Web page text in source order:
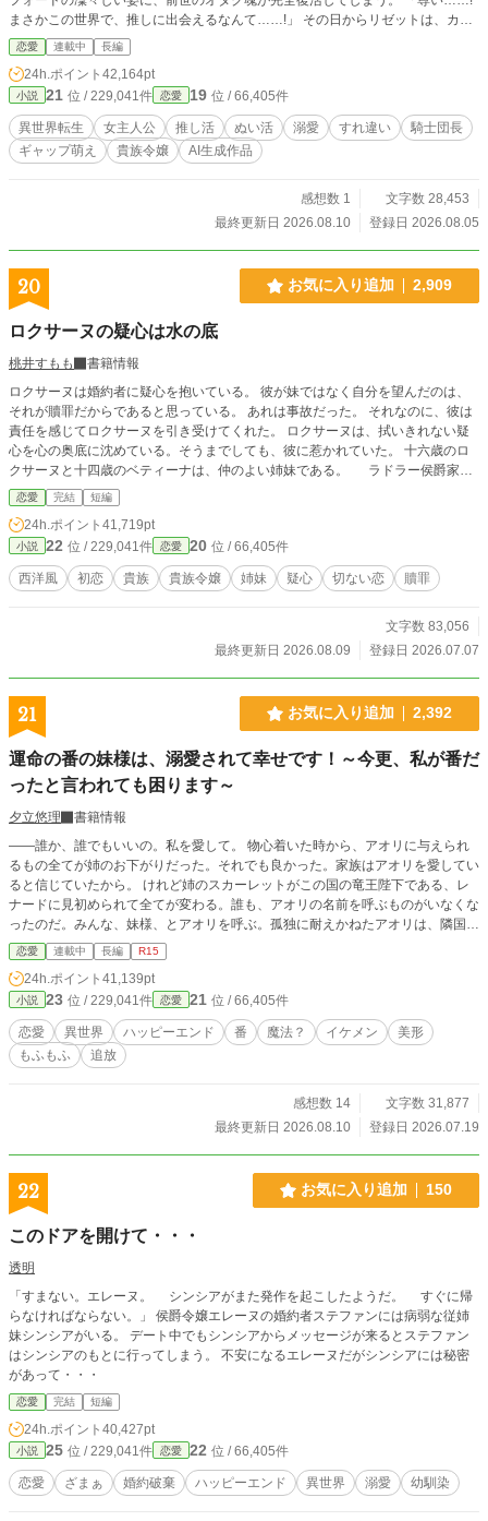
まさかこの世界で、推しに出会えるなんて……!」 その日からリゼットは、カイ
ルにそっくりな「推しぬい」をこっそり手作りし、愛でる日々を送るように。学
園でも持ち歩いていたところを友人に見つかり、「なにそれ可愛い!」と大反
響。頼まれるまま友人たちの推しの人形も作るうちに、この文化をもっと広めた
いと「推し縫い専門店」を開店してしまう。 じわじわと評判が広がるある日、
リゼットは街中でカイル本人と正面衝突。その拍子に、バッグからカイルそっく
りの人形が転がり落ちてしまい――。 「……これは、俺か?」 拾い上げたカイ
ルは困惑しながらも、持ち主を探し始める。正体を明かせない令嬢と、彼女を探
っていくカイルと、うっかり本人に見つかりそうになりながら店を切り盛りする
リゼットの、すれ違いラブコメディ、開幕。
恋愛 連載中 長編
24h.ポイント 42,164pt
小説 21 位 / 229,041件 恋愛 19 位 / 66,405件
異世界転生 女主人公 推し活 ぬい活 溺愛 すれ違い
騎士団長
ギャップ萌え
貴族令嬢 AI生成作品
感想数 1
文字数 28,453
最終更新日 2026.08.10
登録日 2026.08.05
20 お気に入り追加 2,909
ロクサーヌの疑心は水の底
桃井すもも
書籍情報
ロクサーヌは婚約者に疑心を抱いている。 彼が妹ではなく自分を望んだのは、
それが贖罪だからであると思っている。 あれは事故だった。 それなのに、彼は
責任を感じてロクサーヌを引き受けてくれた。 ロクサーヌは、拭いきれない疑
心を心の奥底に沈めている。そうまでしても、彼に惹かれていた。 十六歳のロ
クサーヌと十四歳のベティーナは、仲のよい姉妹である。 ラドラー侯爵家の
パトリックと、バーランド伯爵家のルーファスとは、互いに婚約者を選ぶために
交流していた。 初夏のある日、四人で湖水を遊覧していた時に事故が起こっ
た。 それをきっかけに、ロクサーヌは婚約することとなる。 同時にベティーナ
も婚約するのだが、どうやら妹は、ロクサーヌの婚約者への憧れを捨てきれずに
いるようだった。 ❇こちらの作品は、カクヨム様でも公開致しております。 ❇
誤字脱字によるお目汚しがございましたら申し訳ございません。公開後に度々修
恋愛 完結 短編
24h.ポイント 41,719pt
小説 22 位 / 229,041件 恋愛 20 位 / 66,405件
西洋風 初恋 貴族 貴族令嬢 姉妹 疑心 切ない恋 贖罪
文字数 83,056
最終更新日 2026.08.09
登録日 2026.07.07
21 お気に入り追加 2,392
運命の番の妹様は、溺愛されて幸せです！～今更、私が番だ
ったと言われても困ります～
夕立悠理
書籍情報
――誰か、誰でもいいの。私を愛して。 物心着いた時から、アオリに与えられ
るもの全てが姉のお下がりだった。それでも良かった。家族はアオリを愛してい
ると信じていたから。 けれど姉のスカーレットがこの国の竜王陛下である、レ
ナードに見初められて全てが変わる。誰も、アオリの名前を呼ぶものがいなくな
ったのだ。みんな、妹様、とアオリを呼ぶ。孤独に耐えかねたアオリは、隣国へ
と旅にでることにした。──そこで、自分の本当の運命が待っているとも、知ら
ずに。 ※以前投稿していた「竜王陛下の番……の妹様は、隣国で溺愛される」
のリメイクです。
恋愛 連載中 長編 R15
24h.ポイント 41,139pt
小説 23 位 / 229,041件 恋愛 21 位 / 66,405件
恋愛 異世界 ハッピーエンド 番 魔法？ イケメン
美形
もふもふ
追放
感想数 14
文字数 31,877
最終更新日 2026.08.10
登録日 2026.07.19
22 お気に入り追加 150
このドアを開けて・・・
透明
「すまない。エレーヌ。 シンシアがまた発作を起こしたようだ。 すぐに帰
らなければならない。」 侯爵令嬢エレーヌの婚約者ステファンには病弱な従姉
妹シンシアがいる。 デート中でもシンシアからメッセージが来るとステファン
はシンシアのもとに行ってしまう。 不安になるエレーヌだがシンシアには秘密
があって・・・
恋愛 完結 短編
24h.ポイント 40,427pt
小説 25 位 / 229,041件 恋愛 22 位 / 66,405件
恋愛 ざまぁ 婚約破棄 ハッピーエンド 異世界 溺愛 幼馴染